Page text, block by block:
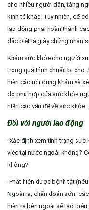
cho nhiều người dân, tăng
kinh tế khác. Tuy nhiên, để
lao động phải hoàn thành
đặc biệt là giấy chứng nhận
Khám sức khỏe cho người
trong quá trình chuẩn bị cho
hiện các nội dung khám và
độ phù hợp của sức khỏe
hiện các vấn đề về sức khỏe.
Đối với người lao động
-Xác định xem tình trạng sức
việc tại nước ngoài không?
không?
-Phát hiện được bệnh tật
Ngoài ra, chẩn đoán sớm
hiện ra bên ngoài sẽ tạo